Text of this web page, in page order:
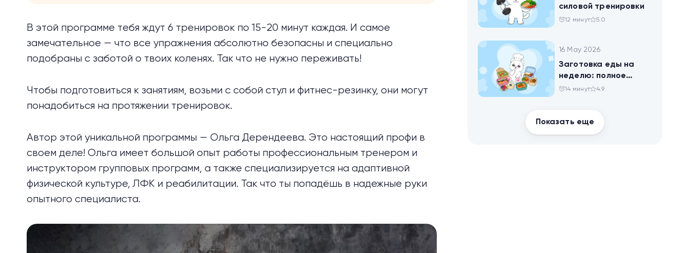
В этой программе тебя ждут 6 тренировок по 15-20 минут каждая. И самое
замечательное — что все упражнения абсолютно безопасны и специально
подобраны с заботой о твоих коленях. Так что не нужно переживать!
Чтобы подготовиться к занятиям, возьми с собой стул и фитнес-резинку, они могут
понадобиться на протяжении тренировок.
Автор этой уникальной программы — Ольга Дерендеева. Это настоящий профи в
своем деле! Ольга имеет большой опыт работы профессиональным тренером и
инструктором групповых программ, а также специализируется на адаптивной
физической культуре, ЛФК и реабилитации. Так что ты попадёшь в надежные руки
опытного специалиста.
силовой тренировки
12 минут 5.0
16 May 2026
Заготовка еды на
неделю: полное
руководство для
14 минут 4.9
Показать еще